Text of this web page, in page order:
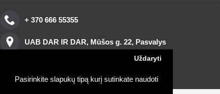
Pasirinkite slapukų tipą kurį sutinkate naudoti
Uždaryti
+ 370 666 55355
UAB DAR IR DAR, Mūšos g. 22, Pasvalys